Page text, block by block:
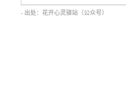
- 出处：花开心灵驿站（公众号）